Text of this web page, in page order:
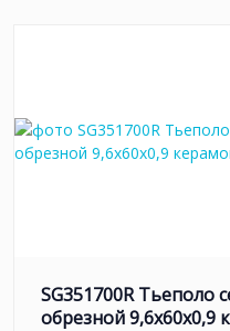
SG351700R Тьеполо
обрезной 9,6x60x0,9